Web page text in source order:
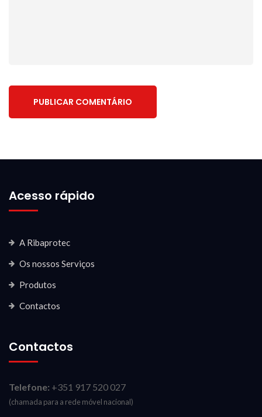
Acesso rápido
A Ribaprotec
Os nossos Serviços
Produtos
Contactos
Contactos
Telefone: +351 917 520 027
(chamada para a rede móvel nacional)